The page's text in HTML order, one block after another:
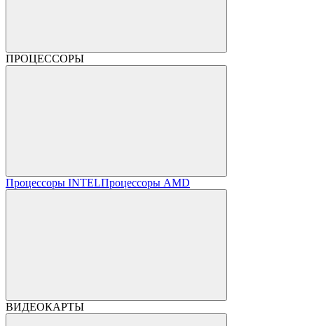
ПРОЦЕССОРЫ
Процессоры INTELПроцессоры AMD
ВИДЕОКАРТЫ